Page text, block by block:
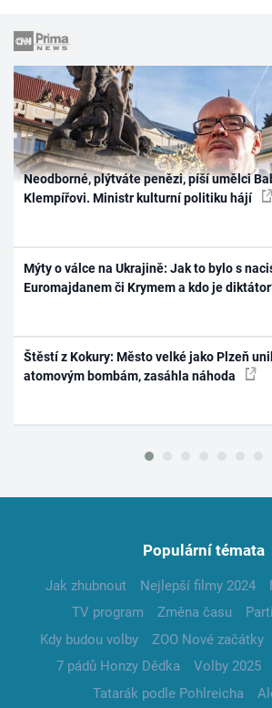
Neodborné, plýtváte penězi, píší umělci
Klempířovi. Ministr kulturní politiku hájí
Mýty o válce na Ukrajině: Jak to bylo s
Euromajdanem či Krymem a kdo je
Štěstí z Kokury: Město velké jako Plzeň
atomovým bombám, zasáhla náhoda
Populární témata
Jak zhubnout Nejlepší filmy 2024
TV program
Změna času
Kdy budou volby
ZOO Nové začátky
7 pádů Honzy Dědka
Volby 2025
Tatarák podle Pohlreicha